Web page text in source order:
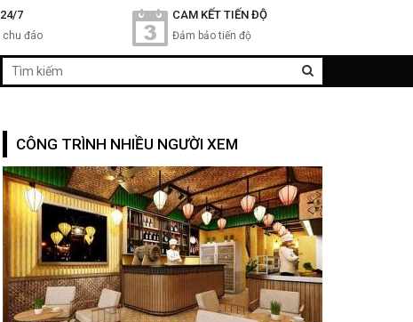
7
chu đáo
CAM KẾT TIẾN ĐỘ
Đảm bảo tiến độ
CÔNG TRÌNH NHIỀU NGƯỜI XEM